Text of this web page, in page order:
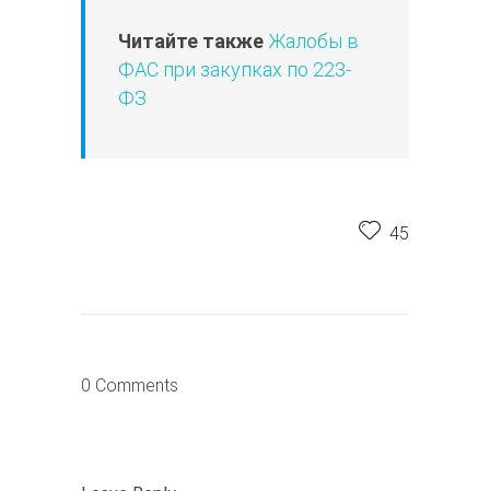
Читайте также Жалобы в
ФАС при закупках по 223-
ФЗ
45
0 Comments